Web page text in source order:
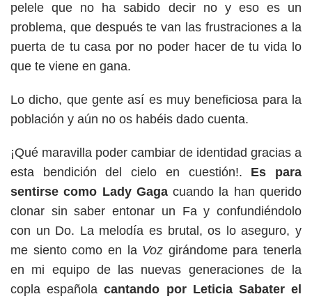
pelele que no ha sabido decir no y eso es un
problema, que después te van las frustraciones a la
puerta de tu casa por no poder hacer de tu vida lo
que te viene en gana.
Lo dicho, que gente así es muy beneficiosa para la
población y aún no os habéis dado cuenta.
¡Qué maravilla poder cambiar de identidad gracias a
esta bendición del cielo en cuestión!. Es para
sentirse como Lady Gagacuando la han querido
clonar sin saber entonar un Fa y confundiéndolo
con un Do. La melodía es brutal, os lo aseguro, y
me siento como en la Voz girándome para tenerla
en mi equipo de las nuevas generaciones de la
copla españolacantando por Leticia Sabater el